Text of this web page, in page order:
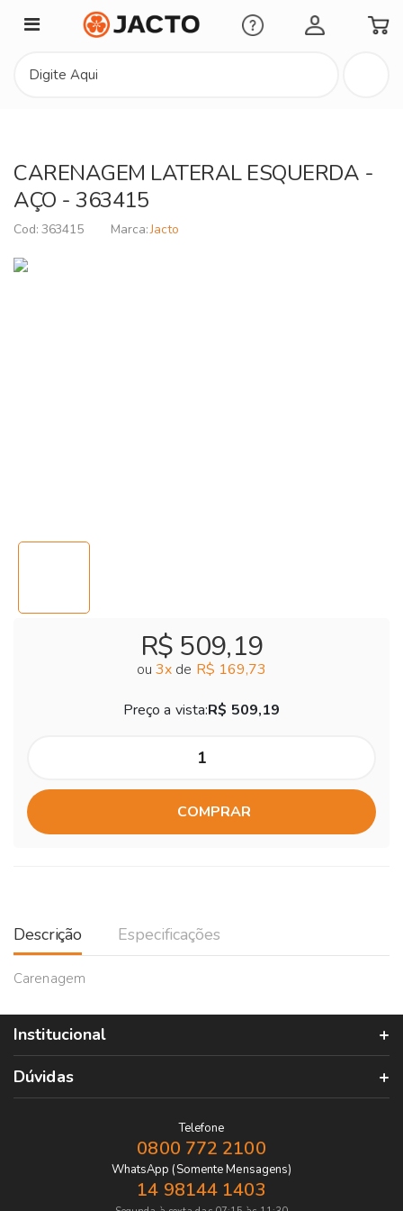
Minha Conta
CARENAGEM LATERAL ESQUERDA -
AÇO - 363415
363415 Jacto
R$ 509,19
ou 3x de R$ 169,73
Preço a vista:R$ 509,19
COMPRAR
Descrição Especificações
Carenagem
Institucional
Dúvidas
Telefone
0800 772 2100
WhatsApp (Somente Mensagens)
14 98144 1403